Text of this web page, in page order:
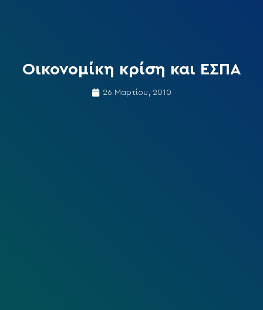
Οικονομίκη κρίση και ΕΣΠA
26 Μαρτίου, 2010